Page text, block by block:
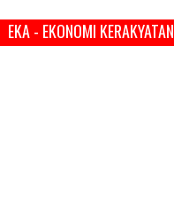
EKA - EKONOMI KERAKYATAN